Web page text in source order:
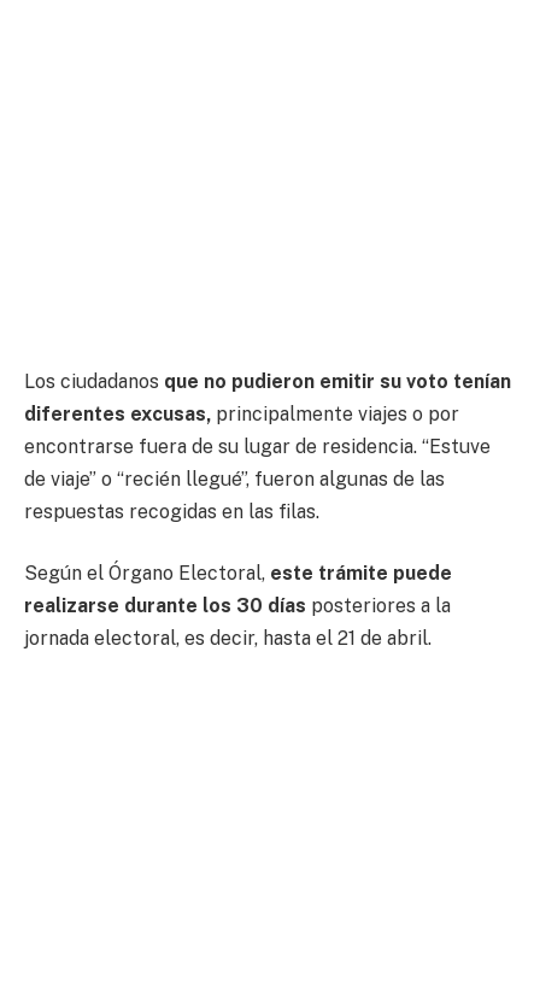
Los ciudadanos que no pudieron emitir su voto tenían
diferentes excusas, principalmente viajes o por
encontrarse fuera de su lugar de residencia. “Estuve
de viaje” o “recién llegué”, fueron algunas de las
respuestas recogidas en las filas.
Según el Órgano Electoral, este trámite puede
realizarse durante los 30 días posteriores a la
jornada electoral, es decir, hasta el 21 de abril.